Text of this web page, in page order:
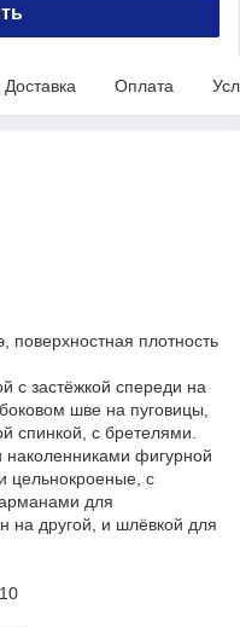
Доставка Оплата
поверхностная плотность
с застёжкой спереди на
шве на пуговицы,
спинкой, с бретелями.
фигурной
цельнокроеные, с
для
на другой, и шлёвкой для